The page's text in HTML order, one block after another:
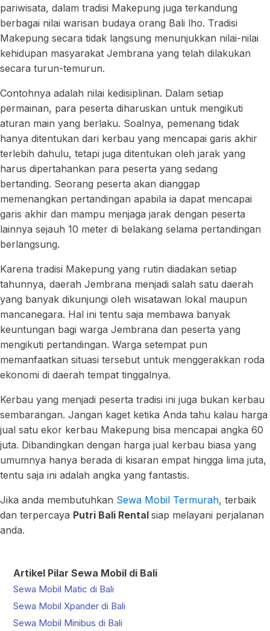
pariwisata, dalam tradisi Makepung juga terkandung
berbagai nilai warisan budaya orang Bali lho. Tradisi
Makepung secara tidak langsung menunjukkan nilai-nilai
kehidupan masyarakat Jembrana yang telah dilakukan
secara turun-temurun.
Contohnya adalah nilai kedisiplinan. Dalam setiap
permainan, para peserta diharuskan untuk mengikuti
aturan main yang berlaku. Soalnya, pemenang tidak
hanya ditentukan dari kerbau yang mencapai garis akhir
terlebih dahulu, tetapi juga ditentukan oleh jarak yang
harus dipertahankan para peserta yang sedang
bertanding. Seorang peserta akan dianggap
memenangkan pertandingan apabila ia dapat mencapai
garis akhir dan mampu menjaga jarak dengan peserta
lainnya sejauh 10 meter di belakang selama pertandingan
berlangsung.
Karena tradisi Makepung yang rutin diadakan setiap
tahunnya, daerah Jembrana menjadi salah satu daerah
yang banyak dikunjungi oleh wisatawan lokal maupun
mancanegara. Hal ini tentu saja membawa banyak
keuntungan bagi warga Jembrana dan peserta yang
mengikuti pertandingan. Warga setempat pun
memanfaatkan situasi tersebut untuk menggerakkan roda
ekonomi di daerah tempat tinggalnya.
Kerbau yang menjadi peserta tradisi ini juga bukan kerbau
sembarangan. Jangan kaget ketika Anda tahu kalau harga
jual satu ekor kerbau Makepung bisa mencapai angka 60
juta. Dibandingkan dengan harga jual kerbau biasa yang
umumnya hanya berada di kisaran empat hingga lima juta,
tentu saja ini adalah angka yang fantastis.
Jika anda membutuhkan Sewa Mobil Termurah, terbaik
dan terpercaya Putri Bali Rental siap melayani perjalanan
anda.
Artikel Pilar Sewa Mobil di Bali
Sewa Mobil Matic di Bali
Sewa Mobil Xpander di Bali
Sewa Mobil Minibus di Bali